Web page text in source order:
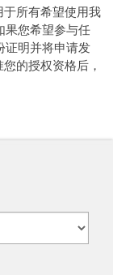
所有希望使用我
果您希望参与任
证明并将申请发
的授权资格后，